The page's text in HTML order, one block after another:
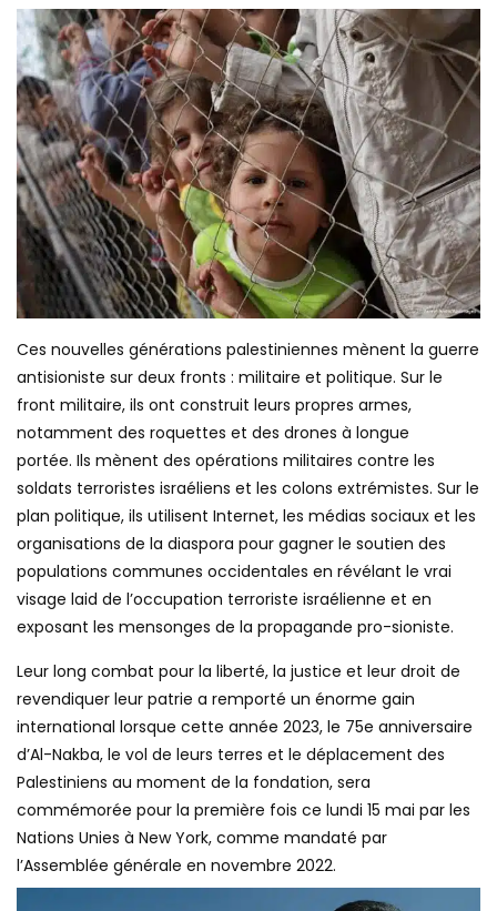
Ces nouvelles générations palestiniennes mènent la guerre
antisioniste sur deux fronts : militaire et politique. Sur le
front militaire, ils ont construit leurs propres armes,
notamment des roquettes et des drones à longue
portée. Ils mènent des opérations militaires contre les
soldats terroristes israéliens et les colons extrémistes. Sur le
plan politique, ils utilisent Internet, les médias sociaux et les
organisations de la diaspora pour gagner le soutien des
populations communes occidentales en révélant le vrai
visage laid de l’occupation terroriste israélienne et en
exposant les mensonges de la propagande pro-sioniste.
Leur long combat pour la liberté, la justice et leur droit de
revendiquer leur patrie a remporté un énorme gain
international lorsque cette année 2023, le 75e anniversaire
d’Al-Nakba, le vol de leurs terres et le déplacement des
Palestiniens au moment de la fondation, sera
commémorée pour la première fois ce lundi 15 mai par les
Nations Unies à New York, comme mandaté par
l’Assemblée générale en novembre 2022.